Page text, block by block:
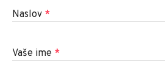
Naslov *
Vaše ime *